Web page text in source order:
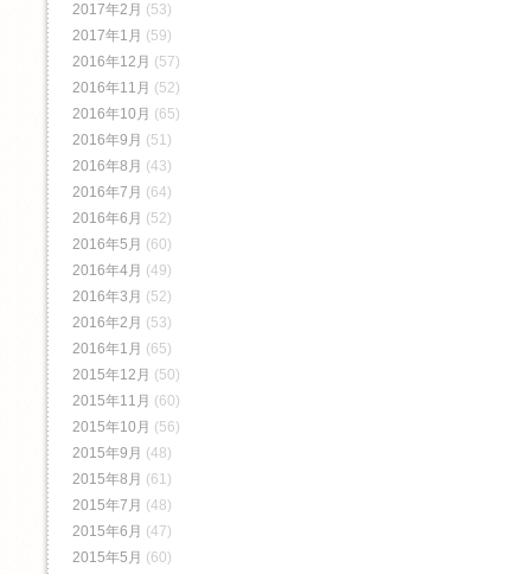
2017年2月 (53)
2017年1月 (59)
2016年12月 (57)
2016年11月 (52)
2016年10月 (65)
2016年9月 (51)
2016年8月 (43)
2016年7月 (64)
2016年6月 (52)
2016年5月 (60)
2016年4月 (49)
2016年3月 (52)
2016年2月 (53)
2016年1月 (65)
2015年12月 (50)
2015年11月 (60)
2015年10月 (56)
2015年9月 (48)
2015年8月 (61)
2015年7月 (48)
2015年6月 (47)
2015年5月 (60)